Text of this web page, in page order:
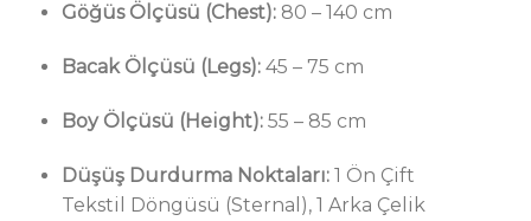
Göğüs Ölçüsü (Chest):80 – 140 cm
Bacak Ölçüsü (Legs):45 – 75 cm
Boy Ölçüsü (Height):55 – 85 cm
Düşüş Durdurma Noktaları:1 Ön Çift
Tekstil Döngüsü (Sternal), 1 Arka Çelik